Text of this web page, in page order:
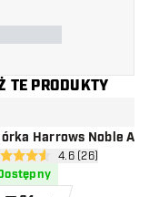
TE PRODUKTY
życzeń
Harrows Noble
otwórz panel
gwiazdki oceny
4.6 (26)